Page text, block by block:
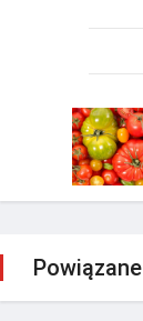
Powiązane